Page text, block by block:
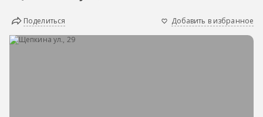
Поделиться Добавить в избранное